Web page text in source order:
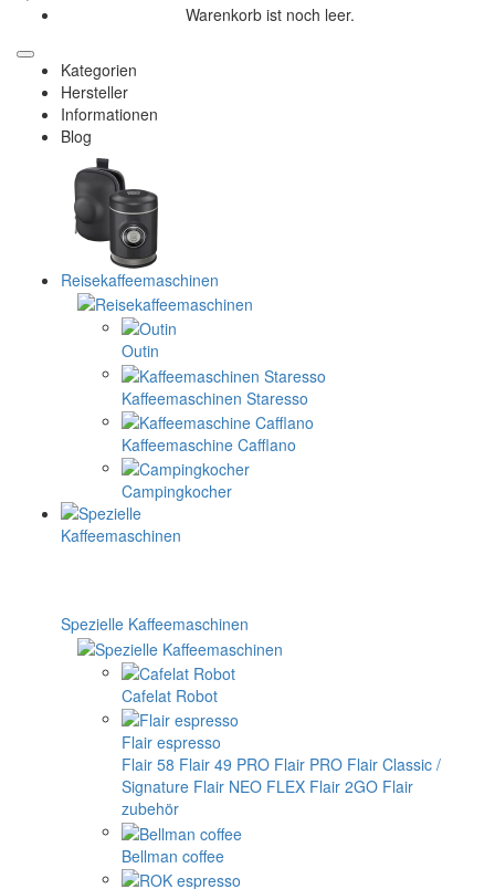
Warenkorb ist noch leer.
Kategorien
Hersteller
Informationen
Blog
Reisekaffeemaschinen
Outin
Kaffeemaschinen Staresso
Kaffeemaschine Cafflano
Campingkocher
Spezielle Kaffeemaschinen
Cafelat Robot
Flair espresso
Flair 58 Flair 49 PRO Flair PRO Flair Classic /
Signature Flair NEO FLEX Flair 2GO Flair
zubehör
Bellman coffee